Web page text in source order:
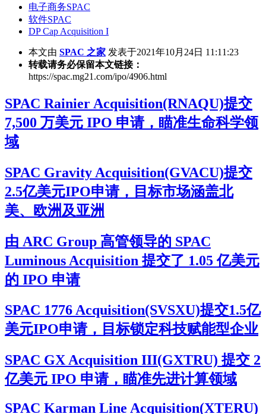
电子商务SPAC
软件SPAC
DP Cap Acquisition I
本文由 SPAC 之家 发表于2021年10月24日 11:11:23
转载请务必保留本文链接：
https://spac.mg21.com/ipo/4906.html
SPAC Rainier Acquisition(RNAQU)提交
7,500 万美元 IPO 申请，瞄准生命科学领
域
SPAC Gravity Acquisition(GVACU)提交
2.5亿美元IPO申请，目标市场涵盖北
美、欧洲及亚洲
由 ARC Group 高管领导的 SPAC
Luminous Acquisition 提交了 1.05 亿美元
的 IPO 申请
SPAC 1776 Acquisition(SVSXU)提交1.5亿
美元IPO申请，目标锁定科技赋能型企业
SPAC GX Acquisition III(GXTRU) 提交 2
亿美元 IPO 申请，瞄准先进计算领域
SPAC Karman Line Acquisition(XTERU)